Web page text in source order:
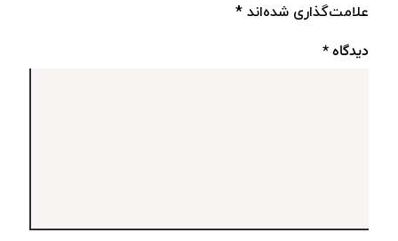
علامت‌گذاری شده‌اند *
دیدگاه*